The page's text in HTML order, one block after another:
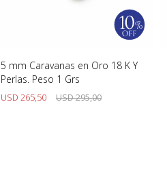
5 mm Caravanas en Oro 18 K Y
Perlas. Peso 1 Grs
USD 265,50 USD295,00